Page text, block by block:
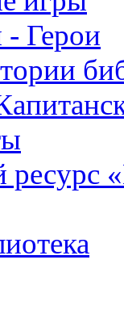
Герои
ресурс